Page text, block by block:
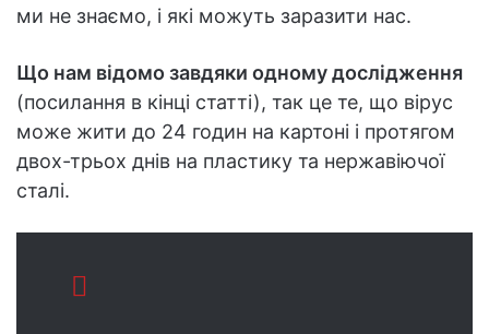
ми не знаємо, і які можуть заразити нас.
Що нам відомо завдяки одному дослідження
(посилання в кінці статті), так це те, що вірус
може жити до 24 годин на картоні і протягом
двох-трьох днів на пластику та нержавіючої
сталі.